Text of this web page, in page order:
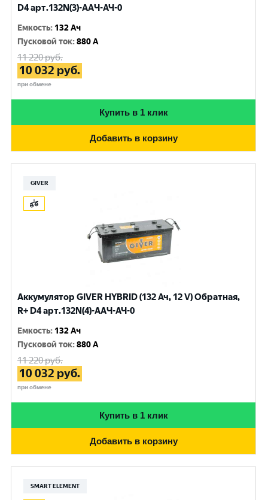
D4 арт.132N(3)-AAЧ-АЧ-0
Емкость: 132 Ач
Пусковой ток:880 A
11 220руб.
10 032 руб.
при обмене
Купить в 1 клик
Добавить в корзину
GIVER
Аккумулятор GIVER HYBRID (132 Ач, 12 V) Обратная,
R+ D4 арт.132N(4)-AAЧ-АЧ-0
Емкость: 132 Ач
Пусковой ток:880 A
11 220руб.
10 032 руб.
при обмене
Купить в 1 клик
Добавить в корзину
SMART ELEMENT